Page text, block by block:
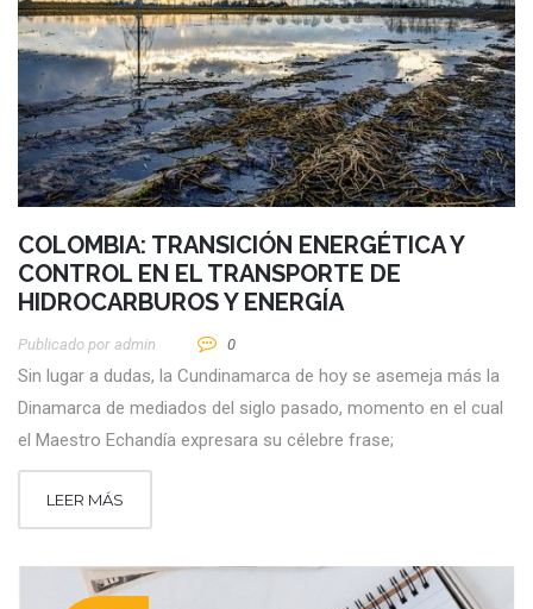
COLOMBIA: TRANSICIÓN ENERGÉTICA Y
CONTROL EN EL TRANSPORTE DE
HIDROCARBUROS Y ENERGÍA
Publicado por Admin 0
Sin lugar a dudas, la Cundinamarca de hoy se asemeja más la
Dinamarca de mediados del siglo pasado, momento en el cual
el Maestro Echandía expresara su célebre frase;
LEER MÁS